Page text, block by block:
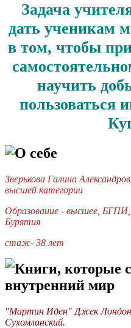
Задача
дать ученикам
в том, чтобы
научить
пользоваться
О себе
Зверькова Галина
высшей категории
Образование - высшее, БГПИ,
Бурятия
стаж- 38 лет
Книги, которые
внутренний мир
"Мартин Иден" Джек
Сухомлинский.